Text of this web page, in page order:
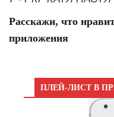
Расскажи, что
приложения
ПЛЕЙ-ЛИСТ В